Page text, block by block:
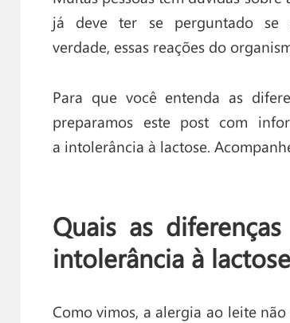
já deve ter se perguntado se
verdade, essas reações do
Para que você entenda as
preparamos este post com
a intolerância à lactose.
Quais as
intolerância à
Como vimos, a alergia ao leite